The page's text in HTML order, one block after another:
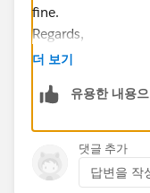
}
}
by Error
fine.
Regards,
Soyab
더 보기
유용한 내용
댓글 추가
답변을 작